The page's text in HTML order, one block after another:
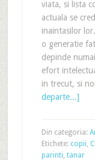
viata, si lista
actuala se
inaintasilor
o generatie
depinde
efort
in trecut, si
departe...]
Din categoria:
Etichete: copii,
parinti, tanar